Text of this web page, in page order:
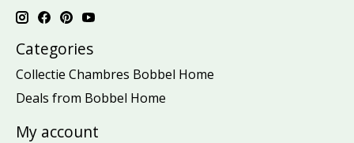
Categories
Collectie Chambres Bobbel Home
Deals from Bobbel Home
My account